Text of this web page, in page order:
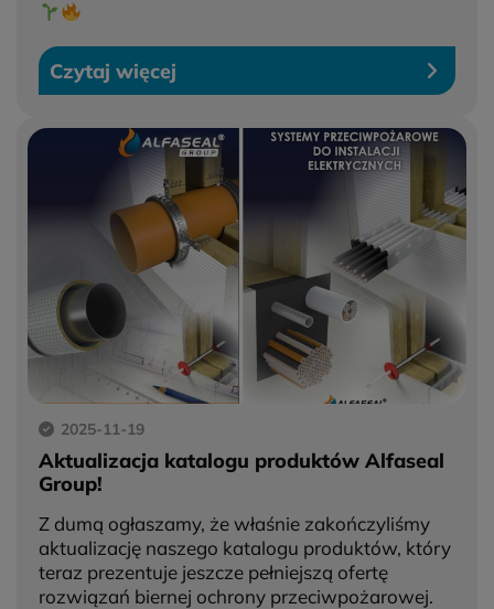
Czytaj więcej
2025-11-19
Aktualizacja katalogu produktów Alfaseal
Group!
Z dumą ogłaszamy, że właśnie zakończyliśmy
aktualizację naszego katalogu produktów, który
teraz prezentuje jeszcze pełniejszą ofertę
rozwiązań biernej ochrony przeciwpożarowej.